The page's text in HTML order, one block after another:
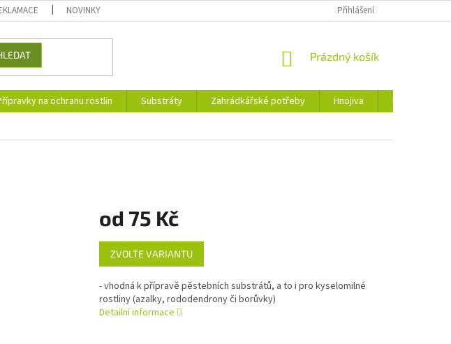
NOVINKY Přihlášení
NÁKUPNÍ
Prázdný košík
na ochranu rostlin Substráty Zahrádkářské potřeby Hnojiva Nářadí
od 75 Kč
Měrná
cena:
ZVOLTE VARIANTU
- vhodná k přípravě pěstebních substrátů, a to i pro kyselomilné
rostliny (azalky, rododendrony či borůvky)
Detailní informace